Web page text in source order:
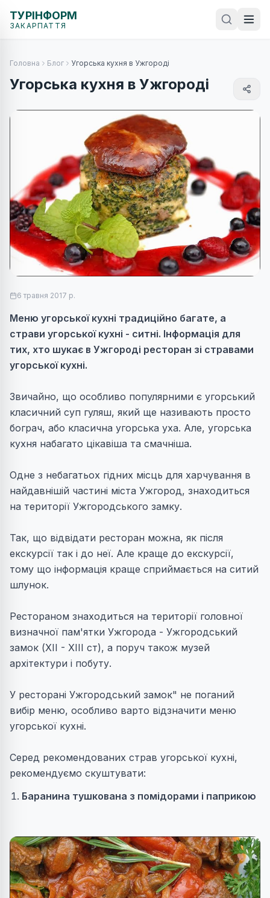
ТУРІНФОРМ
ЗАКАРПАТТЯ
Головна Блог Угорська кухня в Ужгороді
Угорська кухня в Ужгороді
6 травня 2017 р.
Меню угорської кухні традиційно багате, а
страви угорської кухні - ситні. Інформація для
тих, хто шукає в Ужгороді ресторан зі стравами
угорської кухні.
Звичайно, що особливо популярними є угорський
класичний суп гуляш, який ще називають просто
бограч, або класична угорська уха. Але, угорська
кухня набагато цікавіша та смачніша.
Одне з небагатьох гідних місць для харчування в
найдавнішій частині міста Ужгород, знаходиться
на території Ужгородського замку.
Так, що відвідати ресторан можна, як після
екскурсії так і до неї. Але краще до екскурсії,
тому що інформація краще сприймається на ситий
шлунок.
Рестораном знаходиться на території головної
визначної пам'ятки Ужгорода - Ужгородський
замок (XII - XIII ст), а поруч також музей
архітектури і побуту.
У ресторані Ужгородський замок" не поганий
вибір меню, особливо варто відзначити меню
угорської кухні.
Серед рекомендованих страв угорської кухні,
рекомендуємо скуштувати:
Баранина тушкована з помідорами і паприкою